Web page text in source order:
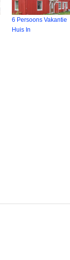
6 Persoons Vakantie
Huis In